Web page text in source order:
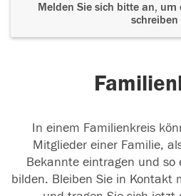
Melden Sie sich bitte an, um
schreiben
In einem Familienkreis
Mitglieder einer Familie,
Bekannte eintragen und so
bilden. Bleiben Sie in Kontakt